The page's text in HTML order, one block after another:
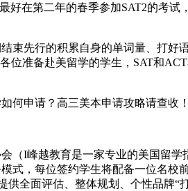
在第二年的春季参加SAT2的考
先行的积累自身的单词量、打好
位准备赴美留学的学生，SAT和
申请？高三美本申请攻略请查收！
I峰越教育是一家专业的美国留学
式，每位签约学生将配备一位名
全面评估、整体规划、个性品牌